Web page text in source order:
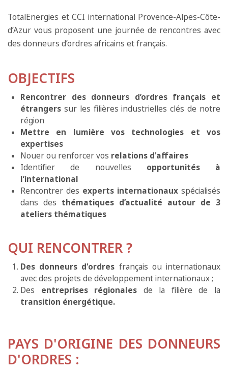
TotalEnergies et CCI international Provence-Alpes-Côte-
d’Azur vous proposent une journée de rencontres avec
des donneurs d’ordres africains et français.
OBJECTIFS
Rencontrer des donneurs d’ordres français et
étrangers sur les filières industrielles clés de notre
région
Mettre en lumière vos technologies et vos
expertises
Nouer ou renforcer vos relations d'affaires
Identifier de nouvelles opportunités à
l’international
Rencontrer des experts internationaux spécialisés
dans des thématiques d’actualité autour de 3
ateliers thématiques
QUI RENCONTRER ?
Des donneurs d'ordres français ou internationaux
avec des projets de développement internationaux ;
Des entreprises régionales de la filière de la
transition énergétique.
PAYS D'ORIGINE DES DONNEURS
D'ORDRES :